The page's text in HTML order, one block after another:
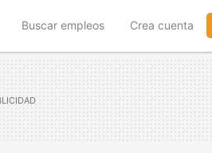
Buscar empleos Crea cuenta